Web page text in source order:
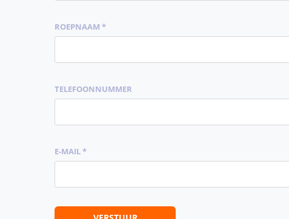
ROEPNAAM *
TELEFOONNUMMER
E-MAIL *